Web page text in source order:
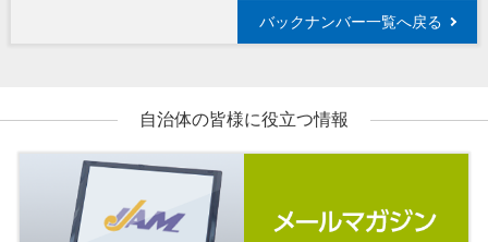
バックナンバー一覧へ戻る
自治体の皆様に役立つ情報